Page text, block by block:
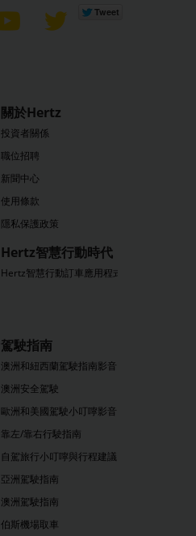
關於Hertz
投資者關係
職位招聘
新聞中心
使用條款
隱私保護政策
Hertz智慧行動時代
Hertz智慧行動訂車應用程式
駕駛指南
澳洲和紐西蘭駕駛指南影音
澳洲安全駕駛
歐洲和美國駕駛小叮嚀影音
靠左/靠右行駛指南
自駕旅行小叮嚀與行程建議
亞洲駕駛指南
澳洲駕駛指南
伯斯機場取車